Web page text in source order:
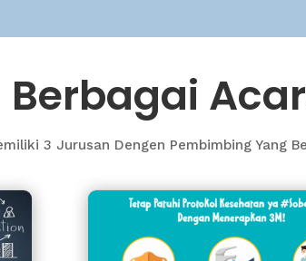
Berbagai
3 Jurusan Dengen Pembimbing Yang